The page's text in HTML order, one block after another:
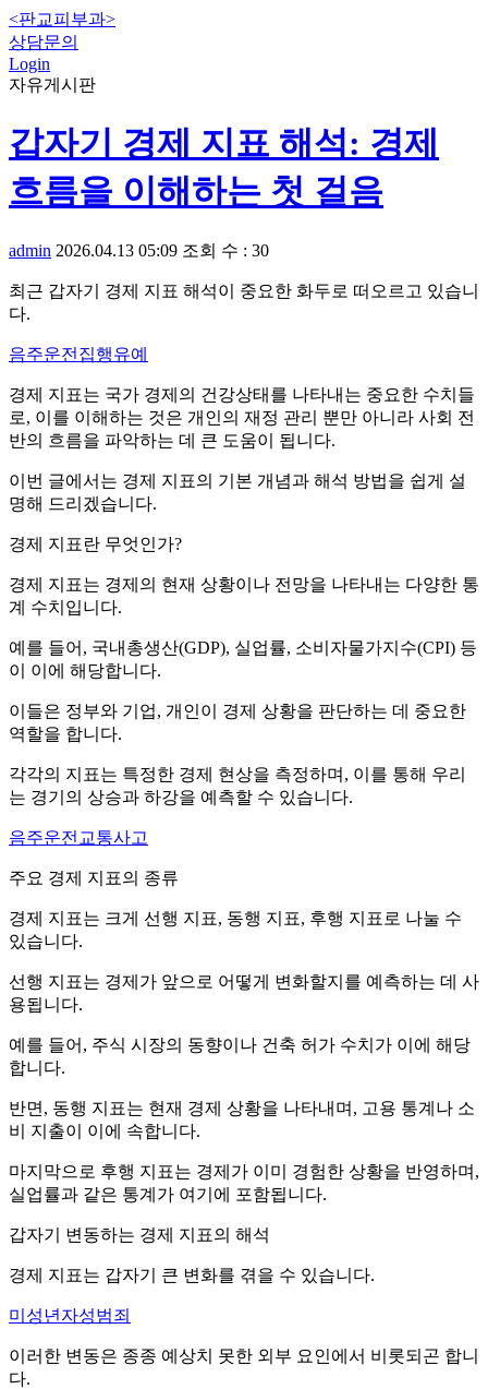
<판교피부과>
상담문의
Login
자유게시판
갑자기 경제 지표 해석: 경제
흐름을 이해하는 첫 걸음
admin 2026.04.13 05:09 조회 수 : 30
최근 갑자기 경제 지표 해석이 중요한 화두로 떠오르고 있습니
다.
음주운전집행유예
경제 지표는 국가 경제의 건강상태를 나타내는 중요한 수치들
로, 이를 이해하는 것은 개인의 재정 관리 뿐만 아니라 사회 전
반의 흐름을 파악하는 데 큰 도움이 됩니다.
이번 글에서는 경제 지표의 기본 개념과 해석 방법을 쉽게 설
명해 드리겠습니다.
경제 지표란 무엇인가?
경제 지표는 경제의 현재 상황이나 전망을 나타내는 다양한 통
계 수치입니다.
예를 들어, 국내총생산(GDP), 실업률, 소비자물가지수(CPI) 등
이 이에 해당합니다.
이들은 정부와 기업, 개인이 경제 상황을 판단하는 데 중요한
역할을 합니다.
각각의 지표는 특정한 경제 현상을 측정하며, 이를 통해 우리
는 경기의 상승과 하강을 예측할 수 있습니다.
음주운전교통사고
주요 경제 지표의 종류
경제 지표는 크게 선행 지표, 동행 지표, 후행 지표로 나눌 수
있습니다.
선행 지표는 경제가 앞으로 어떻게 변화할지를 예측하는 데 사
용됩니다.
예를 들어, 주식 시장의 동향이나 건축 허가 수치가 이에 해당
합니다.
반면, 동행 지표는 현재 경제 상황을 나타내며, 고용 통계나 소
비 지출이 이에 속합니다.
마지막으로 후행 지표는 경제가 이미 경험한 상황을 반영하며,
실업률과 같은 통계가 여기에 포함됩니다.
갑자기 변동하는 경제 지표의 해석
경제 지표는 갑자기 큰 변화를 겪을 수 있습니다.
미성년자성범죄
이러한 변동은 종종 예상치 못한 외부 요인에서 비롯되곤 합니
다.